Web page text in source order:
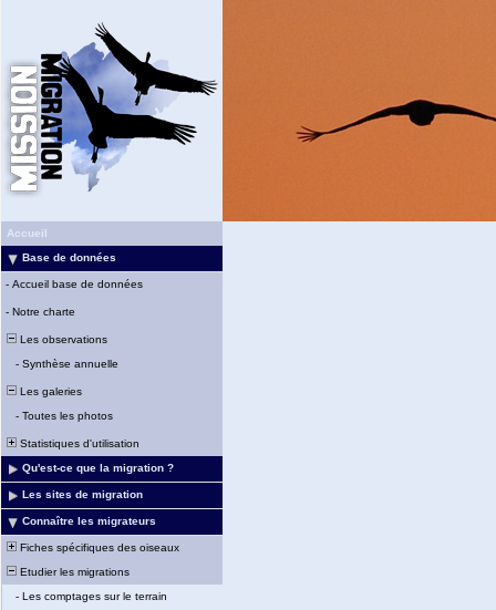
Accueil
Base de données
- Accueil base de données
- Notre charte
Les observations
- Synthèse annuelle
Les galeries
- Toutes les photos
Statistiques d'utilisation
Qu'est-ce que la migration ?
Les sites de migration
Connaître les migrateurs
Fiches spécifiques des oiseaux
Etudier les migrations
- Les comptages sur le terrain